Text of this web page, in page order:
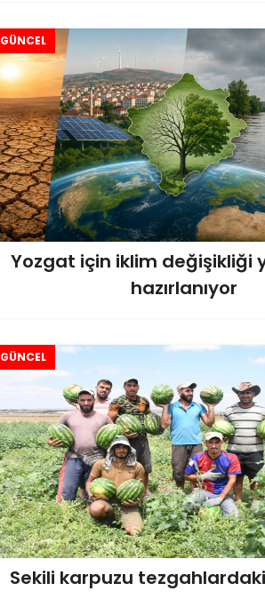
GÜNCEL
Yozgat için iklim değişikliği
hazırlanıyor
GÜNCEL
Sekili karpuzu